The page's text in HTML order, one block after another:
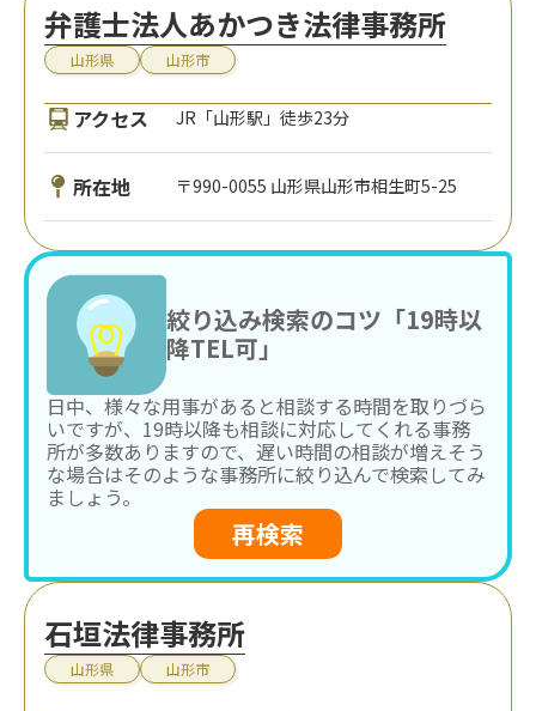
弁護士法人あかつき法律事務所
山形県 山形市
アクセス JR「山形駅」徒歩23分
所在地 〒990-0055 山形県山形市相生町5-25
絞り込み検索のコツ「19時以
降TEL可」
日中、様々な用事があると相談する時間を取りづら
いですが、19時以降も相談に対応してくれる事務
所が多数ありますので、遅い時間の相談が増えそう
な場合はそのような事務所に絞り込んで検索してみ
ましょう。
再検索
石垣法律事務所
山形県 山形市